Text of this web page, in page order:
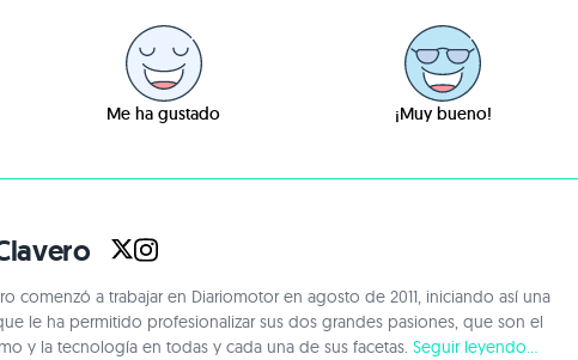
Me ha gustado ¡Muy bueno!
comenzó a trabajar en Diariomotor en agosto de 2011, iniciando así una
le ha permitido profesionalizar sus dos grandes pasiones, que son el
y la tecnología en todas y cada una de sus facetas. Seguir leyendo...